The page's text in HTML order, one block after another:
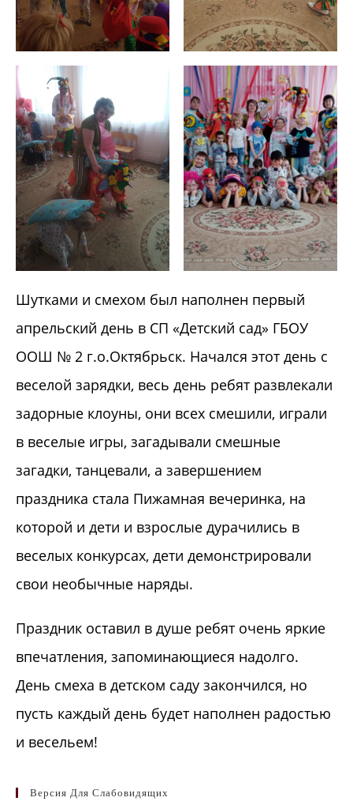
Шутками и смехом был наполнен первый
апрельский день в СП «Детский сад» ГБОУ
ООШ № 2 г.о.Октябрьск. Начался этот день с
веселой зарядки, весь день ребят развлекали
задорные клоуны, они всех смешили, играли
в веселые игры, загадывали смешные
загадки, танцевали, а завершением
праздника стала Пижамная вечеринка, на
которой и дети и взрослые дурачились в
веселых конкурсах, дети демонстрировали
свои необычные наряды.
Праздник оставил в душе ребят очень яркие
впечатления, запоминающиеся надолго.
День смеха в детском саду закончился, но
пусть каждый день будет наполнен радостью
и весельем!
Версия Для Слабовидящих